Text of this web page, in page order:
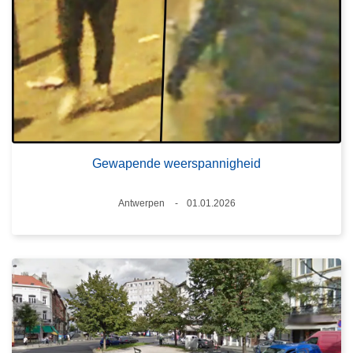
Gewapende weerspannigheid
Plaats
Antwerpen
01.01.2026